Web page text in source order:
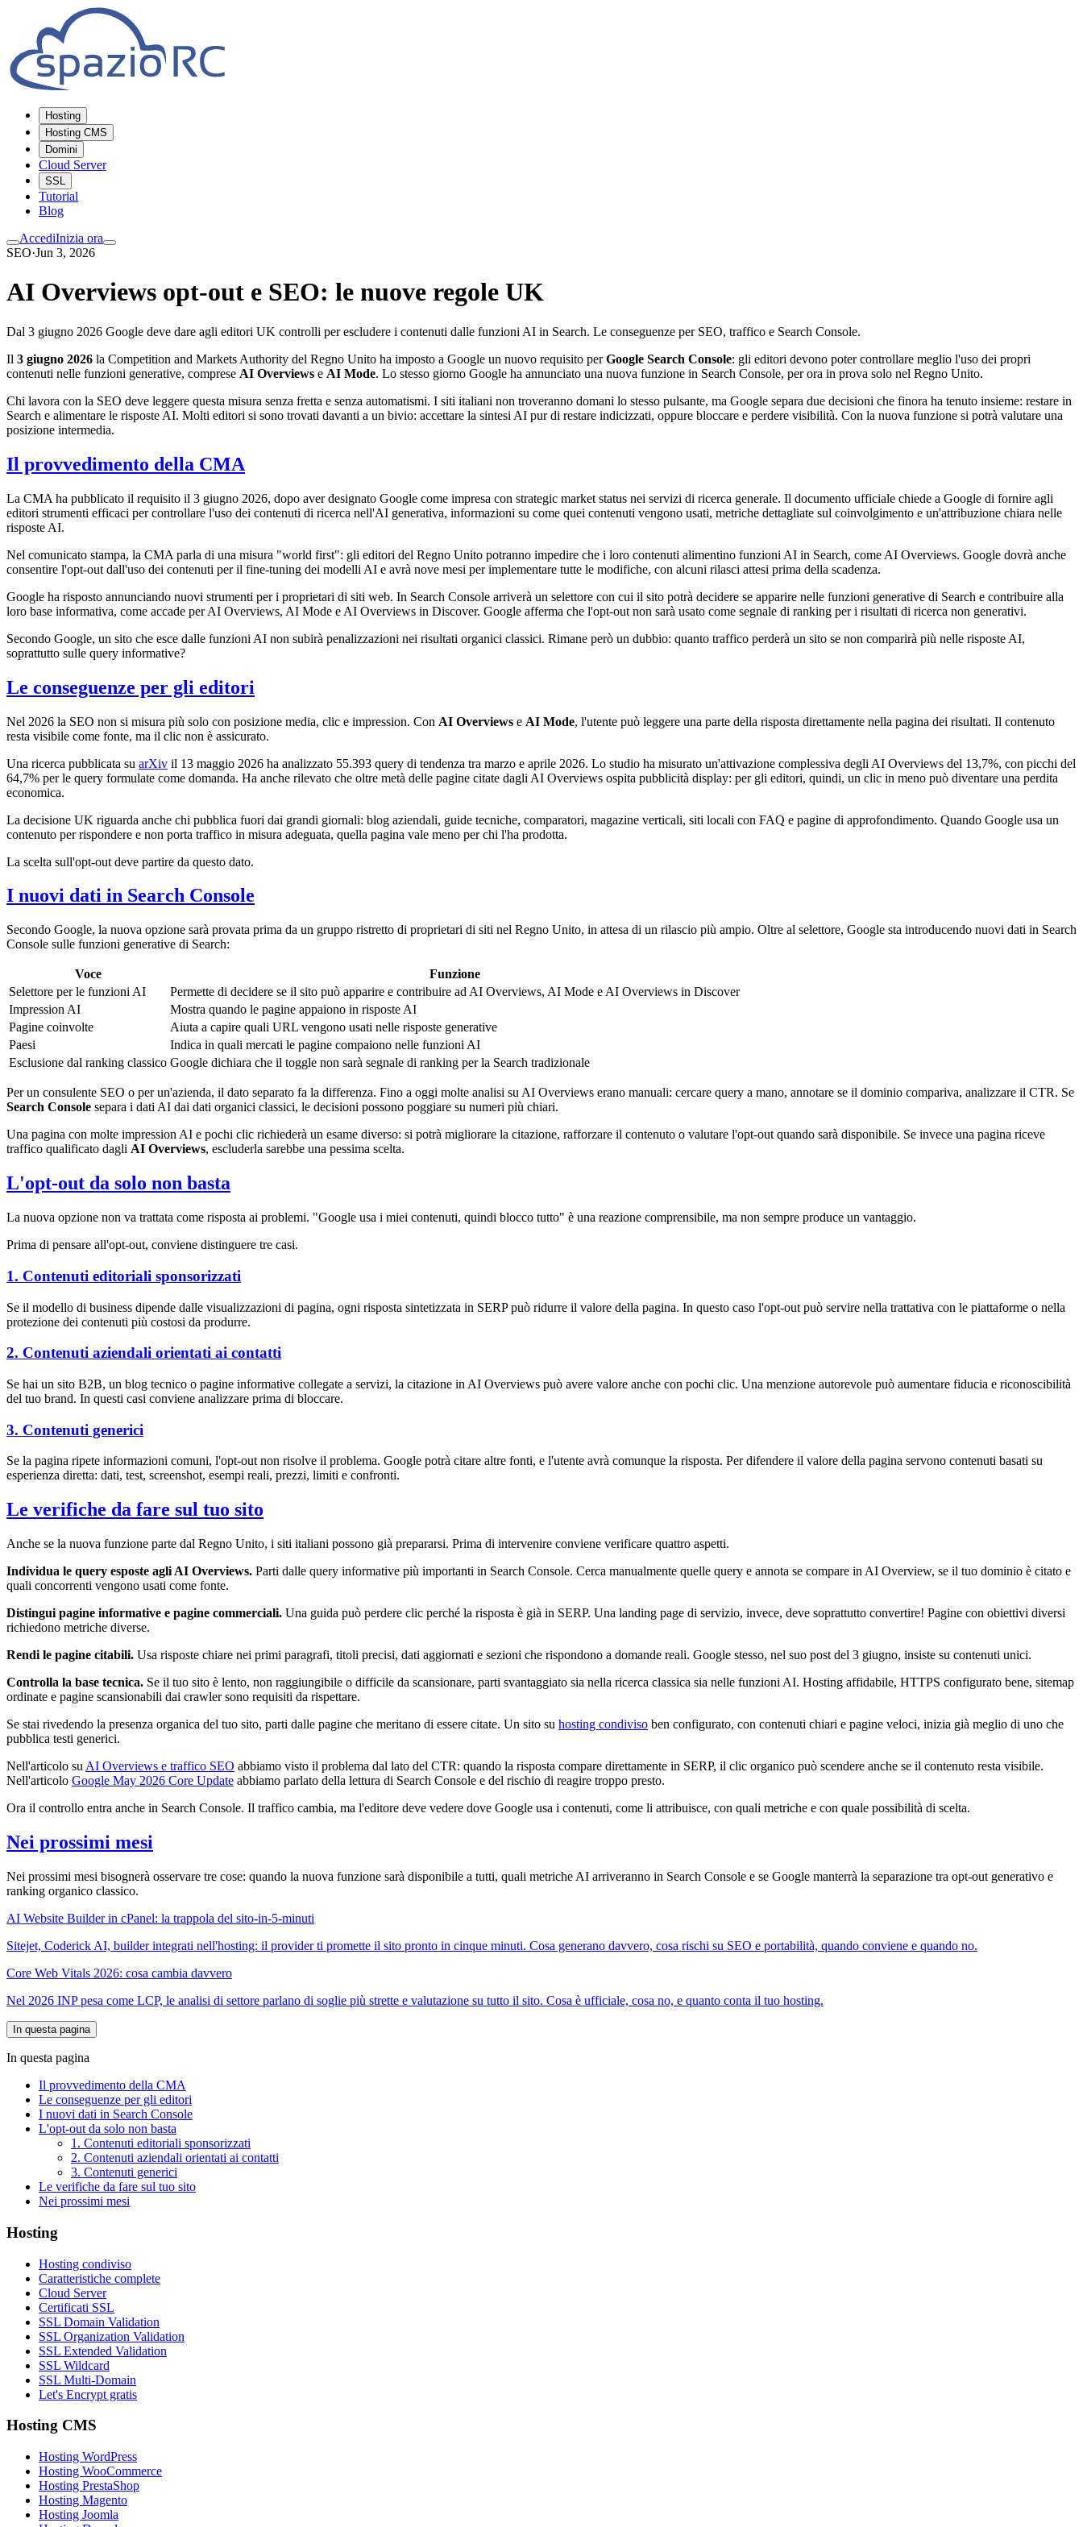
Hosting
Hosting CMS
Domini
Cloud Server
SSL
Tutorial
Blog
AccediInizia ora
SEO·Jun 3, 2026
AI Overviews opt-out e SEO: le nuove regole UK
Dal 3 giugno 2026 Google deve dare agli editori UK controlli per escludere i contenuti dalle funzioni AI in Search. Le conseguenze per SEO, traffico e Search Console.
Il 3 giugno 2026 la Competition and Markets Authority del Regno Unito ha imposto a Google un nuovo requisito perGoogle Search Console: gli editori devono poter controllare meglio l'uso dei propri
contenuti nelle funzioni generative, comprese AI Overviews e AI Mode. Lo stesso giorno Google ha annunciato una nuova funzione in Search Console, per ora in prova solo nel Regno Unito.
Chi lavora con la SEO deve leggere questa misura senza fretta e senza automatismi. I siti italiani non troveranno domani lo stesso pulsante, ma Google separa due decisioni che finora ha tenuto insieme: restare in
Search e alimentare le risposte AI. Molti editori si sono trovati davanti a un bivio: accettare la sintesi AI pur di restare indicizzati, oppure bloccare e perdere visibilità. Con la nuova funzione si potrà valutare una
posizione intermedia.
Il provvedimento della CMA
La CMA ha pubblicato il requisito il 3 giugno 2026, dopo aver designato Google come impresa con strategic market status nei servizi di ricerca generale. Il documento ufficiale chiede a Google di fornire agli
editori strumenti efficaci per controllare l'uso dei contenuti di ricerca nell'AI generativa, informazioni su come quei contenuti vengono usati, metriche dettagliate sul coinvolgimento e un'attribuzione chiara nelle
risposte AI.
Nel comunicato stampa, la CMA parla di una misura "world first": gli editori del Regno Unito potranno impedire che i loro contenuti alimentino funzioni AI in Search, come AI Overviews. Google dovrà anche
consentire l'opt-out dall'uso dei contenuti per il fine-tuning dei modelli AI e avrà nove mesi per implementare tutte le modifiche, con alcuni rilasci attesi prima della scadenza.
Google ha risposto annunciando nuovi strumenti per i proprietari di siti web. In Search Console arriverà un selettore con cui il sito potrà decidere se apparire nelle funzioni generative di Search e contribuire alla
loro base informativa, come accade per AI Overviews, AI Mode e AI Overviews in Discover. Google afferma che l'opt-out non sarà usato come segnale di ranking per i risultati di ricerca non generativi.
Secondo Google, un sito che esce dalle funzioni AI non subirà penalizzazioni nei risultati organici classici. Rimane però un dubbio: quanto traffico perderà un sito se non comparirà più nelle risposte AI,
soprattutto sulle query informative?
Le conseguenze per gli editori
Nel 2026 la SEO non si misura più solo con posizione media, clic e impression. Con AI Overviews e AI Mode, l'utente può leggere una parte della risposta direttamente nella pagina dei risultati. Il contenuto
resta visibile come fonte, ma il clic non è assicurato.
Una ricerca pubblicata su arXiv il 13 maggio 2026 ha analizzato 55.393 query di tendenza tra marzo e aprile 2026. Lo studio ha misurato un'attivazione complessiva degli AI Overviews del 13,7%, con picchi del
64,7% per le query formulate come domanda. Ha anche rilevato che oltre metà delle pagine citate dagli AI Overviews ospita pubblicità display: per gli editori, quindi, un clic in meno può diventare una perdita
economica.
La decisione UK riguarda anche chi pubblica fuori dai grandi giornali: blog aziendali, guide tecniche, comparatori, magazine verticali, siti locali con FAQ e pagine di approfondimento. Quando Google usa un
contenuto per rispondere e non porta traffico in misura adeguata, quella pagina vale meno per chi l'ha prodotta.
La scelta sull'opt-out deve partire da questo dato.
I nuovi dati in Search Console
Secondo Google, la nuova opzione sarà provata prima da un gruppo ristretto di proprietari di siti nel Regno Unito, in attesa di un rilascio più ampio. Oltre al selettore, Google sta introducendo nuovi dati in Search
Console sulle funzioni generative di Search:
Voce
Funzione
Selettore per le funzioni AI
Permette di decidere se il sito può apparire e contribuire ad AI Overviews, AI Mode e AI Overviews in Discover
Impression AI
Mostra quando le pagine appaiono in risposte AI
Pagine coinvolte
Aiuta a capire quali URL vengono usati nelle risposte generative
Paesi
Indica in quali mercati le pagine compaiono nelle funzioni AI
Esclusione dal ranking classico Google dichiara che il toggle non sarà segnale di ranking per la Search tradizionale
Per un consulente SEO o per un'azienda, il dato separato fa la differenza. Fino a oggi molte analisi su AI Overviews erano manuali: cercare query a mano, annotare se il dominio compariva, analizzare il CTR. Se
Search Console separa i dati AI dai dati organici classici, le decisioni possono poggiare su numeri più chiari.
Una pagina con molte impression AI e pochi clic richiederà un esame diverso: si potrà migliorare la citazione, rafforzare il contenuto o valutare l'opt-out quando sarà disponibile. Se invece una pagina riceve
traffico qualificato dagli AI Overviews, escluderla sarebbe una pessima scelta.
L'opt-out da solo non basta
La nuova opzione non va trattata come risposta ai problemi. "Google usa i miei contenuti, quindi blocco tutto" è una reazione comprensibile, ma non sempre produce un vantaggio.
Prima di pensare all'opt-out, conviene distinguere tre casi.
1. Contenuti editoriali sponsorizzati
Se il modello di business dipende dalle visualizzazioni di pagina, ogni risposta sintetizzata in SERP può ridurre il valore della pagina. In questo caso l'opt-out può servire nella trattativa con le piattaforme o nella
protezione dei contenuti più costosi da produrre.
2. Contenuti aziendali orientati ai contatti
Se hai un sito B2B, un blog tecnico o pagine informative collegate a servizi, la citazione in AI Overviews può avere valore anche con pochi clic. Una menzione autorevole può aumentare fiducia e riconoscibilità
del tuo brand. In questi casi conviene analizzare prima di bloccare.
3. Contenuti generici
Se la pagina ripete informazioni comuni, l'opt-out non risolve il problema. Google potrà citare altre fonti, e l'utente avrà comunque la risposta. Per difendere il valore della pagina servono contenuti basati su
esperienza diretta: dati, test, screenshot, esempi reali, prezzi, limiti e confronti.
Le verifiche da fare sul tuo sito
Anche se la nuova funzione parte dal Regno Unito, i siti italiani possono già prepararsi. Prima di intervenire conviene verificare quattro aspetti.
Individua le query esposte agli AI Overviews. Parti dalle query informative più importanti in Search Console. Cerca manualmente quelle query e annota se compare in AI Overview, se il tuo dominio è citato e
quali concorrenti vengono usati come fonte.
Distingui pagine informative e pagine commerciali. Una guida può perdere clic perché la risposta è già in SERP. Una landing page di servizio, invece, deve soprattutto convertire! Pagine con obiettivi diversi
richiedono metriche diverse.
Rendi le pagine citabili. Usa risposte chiare nei primi paragrafi, titoli precisi, dati aggiornati e sezioni che rispondono a domande reali. Google stesso, nel suo post del 3 giugno, insiste su contenuti unici.
Controlla la base tecnica. Se il tuo sito è lento, non raggiungibile o difficile da scansionare, parti svantaggiato sia nella ricerca classica sia nelle funzioni AI. Hosting affidabile, HTTPS configurato bene, sitemap
ordinate e pagine scansionabili dai crawler sono requisiti da rispettare.
Se stai rivedendo la presenza organica del tuo sito, parti dalle pagine che meritano di essere citate. Un sito su hosting condiviso ben configurato, con contenuti chiari e pagine veloci, inizia già meglio di uno che
pubblica testi generici.
Nell'articolo su AI Overviews e traffico SEO abbiamo visto il problema dal lato del CTR: quando la risposta compare direttamente in SERP, il clic organico può scendere anche se il contenuto resta visibile.
Nell'articolo Google May 2026 Core Update abbiamo parlato della lettura di Search Console e del rischio di reagire troppo presto.
Ora il controllo entra anche in Search Console. Il traffico cambia, ma l'editore deve vedere dove Google usa i contenuti, come li attribuisce, con quali metriche e con quale possibilità di scelta.
Nei prossimi mesi
Nei prossimi mesi bisognerà osservare tre cose: quando la nuova funzione sarà disponibile a tutti, quali metriche AI arriveranno in Search Console e se Google manterrà la separazione tra opt-out generativo e
ranking organico classico.
AI Website Builder in cPanel: la trappola del sito-in-5-minuti
Sitejet, Coderick AI, builder integrati nell'hosting: il provider ti promette il sito pronto in cinque minuti. Cosa generano davvero, cosa rischi su SEO e portabilità, quando conviene e quando no.
Core Web Vitals 2026: cosa cambia davvero
Nel 2026 INP pesa come LCP, le analisi di settore parlano di soglie più strette e valutazione su tutto il sito. Cosa è ufficiale, cosa no, e quanto conta il tuo hosting.
In questa pagina
In questa pagina
Il provvedimento della CMA
Le conseguenze per gli editori
I nuovi dati in Search Console
L'opt-out da solo non basta
1. Contenuti editoriali sponsorizzati
2. Contenuti aziendali orientati ai contatti
3. Contenuti generici
Le verifiche da fare sul tuo sito
Nei prossimi mesi
Hosting
Hosting condiviso
Caratteristiche complete
Cloud Server
Certificati SSL
SSL Domain Validation
SSL Organization Validation
SSL Extended Validation
SSL Wildcard
SSL Multi-Domain
Let's Encrypt gratis
Hosting CMS
Hosting WordPress
Hosting WooCommerce
Hosting PrestaShop
Hosting Magento
Hosting Joomla